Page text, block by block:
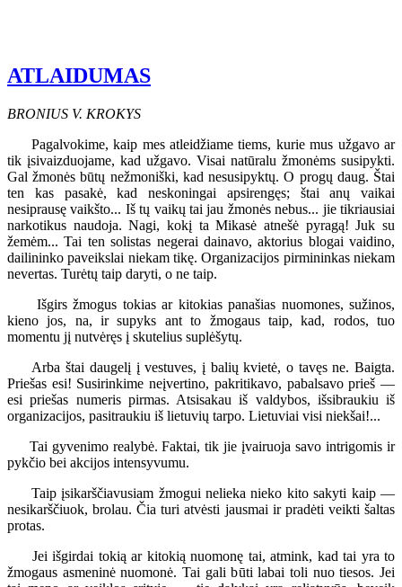
ATLAIDUMAS
BRONIUS V. KROKYS
Pagalvokime, kaip mes atleidžiame tiems, kurie mus užgavo ar
tik įsivaizduojame, kad užgavo. Visai natūralu žmonėms susipykti.
Gal žmonės būtų nežmoniški, kad nesusipyktų. O progų daug. Štai
ten kas pasakė, kad neskoningai apsirengęs; štai anų vaikai
nesiprausę vaikšto... Iš tų vaikų tai jau žmonės nebus... jie tikriausiai
narkotikus naudoja. Nagi, kokį ta Mikasė atnešė pyragą! Juk su
žemėm... Tai ten solistas negerai dainavo, aktorius blogai vaidino,
dailininko paveikslai niekam tikę. Organizacijos pirmininkas niekam
nevertas. Turėtų taip daryti, o ne taip.
Išgirs žmogus tokias ar kitokias panašias nuomones, sužinos,
kieno jos, na, ir supyks ant to žmogaus taip, kad, rodos, tuo
momentu jį nutvėręs į skutelius suplėšytų.
Arba štai daugelį į vestuves, į balių kvietė, o tavęs ne. Baigta.
Priešas esi! Susirinkime neįvertino, pakritikavo, pabalsavo prieš —
esi priešas numeris pirmas. Atsisakau iš valdybos, išsibraukiu iš
organizacijos, pasitraukiu iš lietuvių tarpo. Lietuviai visi niekšai!...
Tai gyvenimo realybė. Faktai, tik jie įvairuoja savo intrigomis ir
pykčio bei akcijos intensyvumu.
Taip įsikarščiavusiam žmogui nelieka nieko kito sakyti kaip —
nesikarščiuok, brolau. Čia turi atvėsti jausmai ir pradėti veikti šaltas
protas.
Jei išgirdai tokią ar kitokią nuomonę tai, atmink, kad tai yra to
žmogaus asmeninė nuomonė. Tai gali būti labai toli nuo tiesos. Jei